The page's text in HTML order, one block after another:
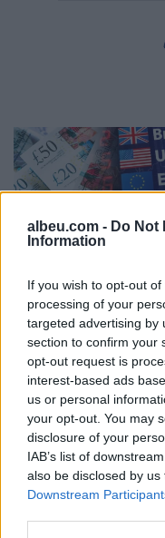
albeu.com - Do Not
Information
If you wish to opt-out
processing of your
targeted advertising by
section to confirm your
opt-out request is
interest-based ads
us or personal
your opt-out. You may
disclosure of your
IAB’s list of
also be disclosed by
Downstream
euro, çfarë ndodh me
monedhat e tjera
Në Shqipëri
rreth 39 mijë shtetas
huaj, 60% e tyre për
punuar! Numrin më të